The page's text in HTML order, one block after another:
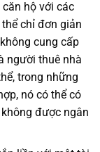
hộ với các
chỉ đơn giản
cung cấp
người thuê nhà
trong những
nó có thể có
được ngân